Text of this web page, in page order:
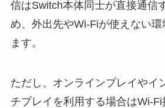
信はSwitch本体同士が直接通信
め、外出先やWi-Fiが使えない環
ます。
ただし、オンラインプレイやイ
チプレイを利用する場合はWi-Fi